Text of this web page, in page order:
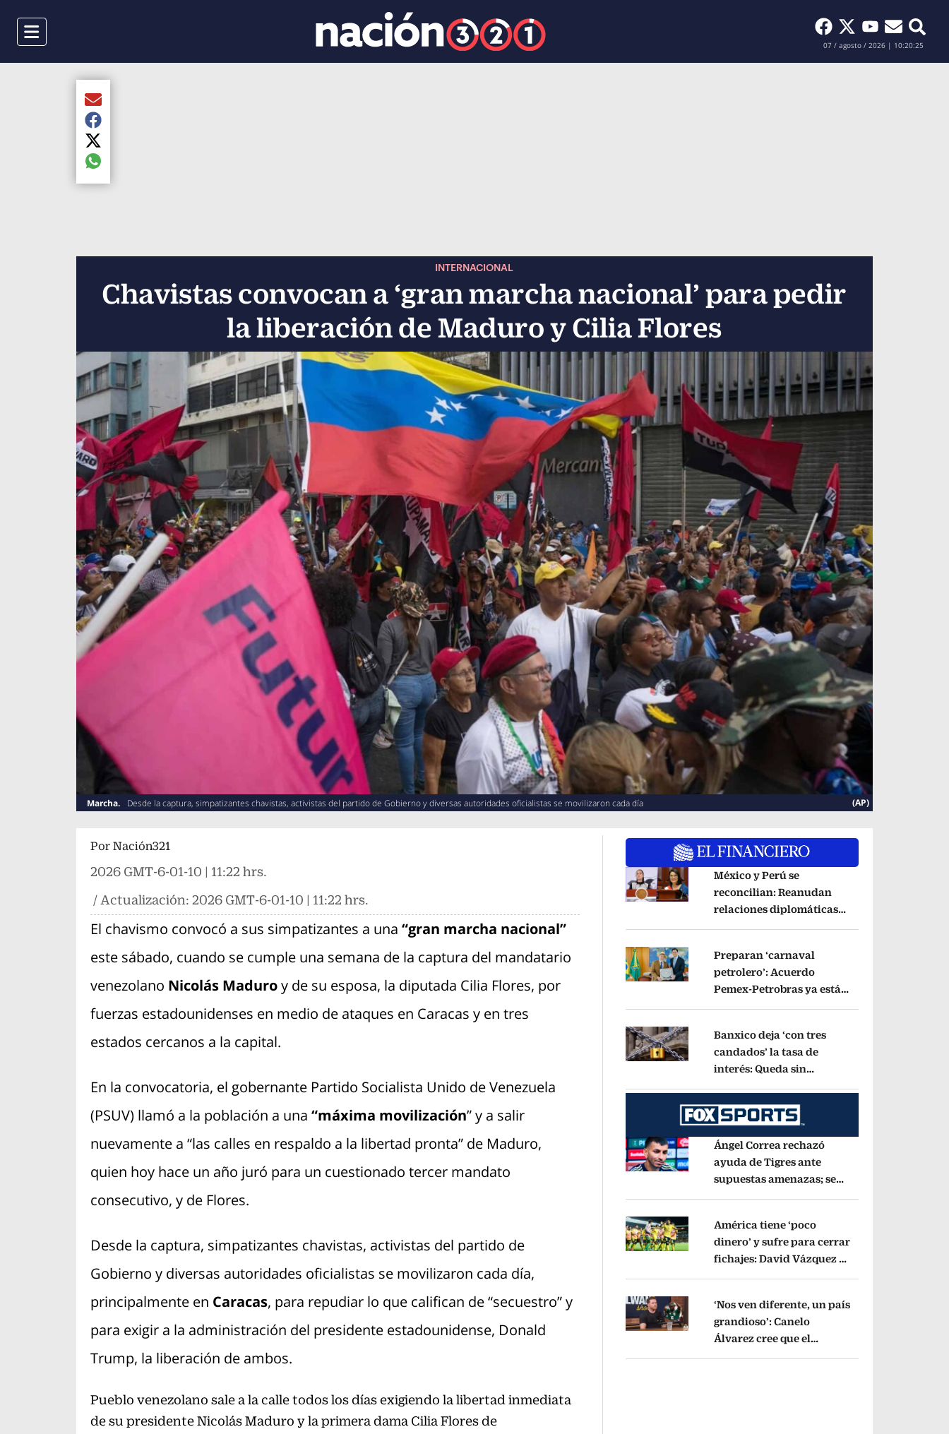
Menu Buscar
07 / agosto / 2026 | 10:20:26
INTERNACIONAL
Chavistas convocan a ‘gran marcha nacional’ para pedir
la liberación de Maduro y Cilia Flores
Marcha. Desde la captura, simpatizantes chavistas, activistas del partido de Gobierno y diversas autoridades oficialistas se movilizaron cada día (AP)
Compartir el artículo actual mediante Email
Compartir el artículo actual mediante Facebook
Compartir el artículo actual mediante Twitter
Compartir el artículo actual mediante global.social-whatsapp
Por Nación321
2026 GMT-6-01-10 | 11:22 hrs.
/ Actualización: 2026 GMT-6-01-10 | 11:22 hrs.
El chavismo convocó a sus simpatizantes a una “gran marcha nacional”
este sábado, cuando se cumple una semana de la captura del mandatario
venezolano Nicolás Maduroy de su esposa, la diputada Cilia Flores, por
fuerzas estadounidenses en medio de ataques en Caracas y en tres
estados cercanos a la capital.
En la convocatoria, el gobernante Partido Socialista Unido de Venezuela
(PSUV) llamó a la población a una “máxima movilización” y a salir
nuevamente a “las calles en respaldo a la libertad pronta” de Maduro,
quien hoy hace un año juró para un cuestionado tercer mandato
consecutivo, y de Flores.
Desde la captura, simpatizantes chavistas, activistas del partido de
Gobierno y diversas autoridades oficialistas se movilizaron cada día,
principalmente en Caracas, para repudiar lo que califican de “secuestro” y
para exigir a la administración del presidente estadounidense, Donald
Trump, la liberación de ambos.
Pueblo venezolano sale a la calle todos los días exigiendo la libertad inmediata
de su presidente Nicolás Maduro y la primera dama Cilia Flores de
Opens in new window
México y Perú se
reconcilian: Reanudan
relaciones diplomáticas
Opens in new window
Preparan ‘carnaval
petrolero’: Acuerdo
Pemex-Petrobras ya está
Opens in new window
Banxico deja ‘con tres
candados’ la tasa de
interés: Queda sin
Opens in new window
Ángel Correa rechazó
ayuda de Tigres ante
supuestas amenazas; se
Opens in new window
América tiene ‘poco
dinero’ y sufre para cerrar
fichajes: David Vázquez se
Opens in new window
‘Nos ven diferente, un país
grandioso’: Canelo
Álvarez cree que el